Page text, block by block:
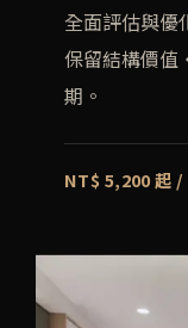
全面評估與優
保留結構價值
期。
NT$ 5,200 起 /